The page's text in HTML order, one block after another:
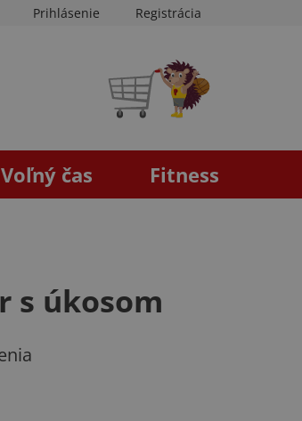
Prihlásenie Registrácia
NÁKUPNÝ
KOŠÍK
Voľný čas Fitness
s úkosom